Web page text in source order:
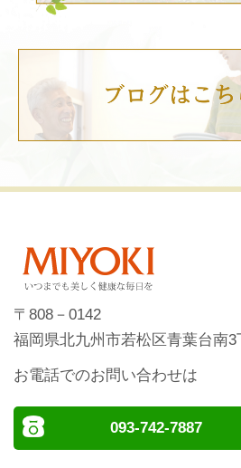
〒808－0142
福岡県北九州市若松区青葉台南3
お電話でのお問い合わせは
093-742-7887